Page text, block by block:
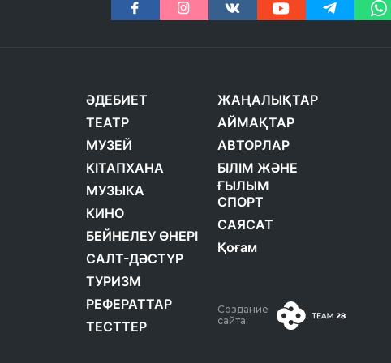
ӘДЕБИЕТ
ТЕАТР
МУЗЕЙ
КІТАПХАНА
МУЗЫКА
КИНО
БЕЙНЕЛЕУ ӨНЕРІ
САЛТ-ДӘСТҮР
ТУРИЗМ
РЕФЕРАТТАР
ТЕСТТЕР
ЖАҢАЛЫҚТАР
АЙМАҚТАР
АВТОРЛАР
БІЛІМ ЖӘНЕ
ҒЫЛЫМ
СПОРТ
САЯСАТ
Қоғам
Создание
сайта: